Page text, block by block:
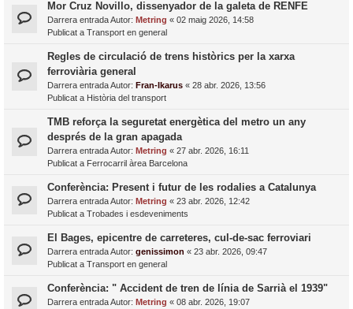
Mor Cruz Novillo, dissenyador de la galeta de RENFE
Darrera entrada Autor: Metring « 02 maig 2026, 14:58
Publicat a Transport en general
Regles de circulació de trens històrics per la xarxa
ferroviària general
Darrera entrada Autor: Fran-Ikarus « 28 abr. 2026, 13:56
Publicat a Història del transport
TMB reforça la seguretat energètica del metro un any
després de la gran apagada
Darrera entrada Autor: Metring « 27 abr. 2026, 16:11
Publicat a Ferrocarril àrea Barcelona
Conferència: Present i futur de les rodalies a Catalunya
Darrera entrada Autor: Metring « 23 abr. 2026, 12:42
Publicat a Trobades i esdeveniments
El Bages, epicentre de carreteres, cul-de-sac ferroviari
Darrera entrada Autor: genissimon « 23 abr. 2026, 09:47
Publicat a Transport en general
Conferència: " Accident de tren de línia de Sarrià el 1939"
Darrera entrada Autor: Metring « 08 abr. 2026, 19:07